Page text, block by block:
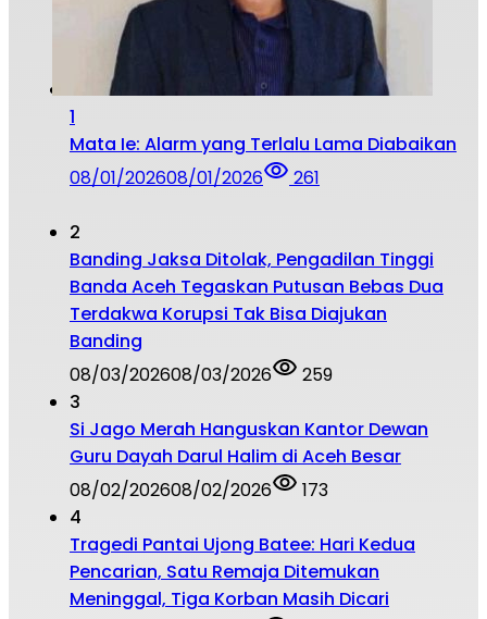
1
Mata Ie: Alarm yang Terlalu Lama Diabaikan
08/01/202608/01/2026 261
2
Banding Jaksa Ditolak, Pengadilan Tinggi
Banda Aceh Tegaskan Putusan Bebas Dua
Terdakwa Korupsi Tak Bisa Diajukan
Banding
08/03/202608/03/2026
259
3
Si Jago Merah Hanguskan Kantor Dewan
Guru Dayah Darul Halim di Aceh Besar
08/02/202608/02/2026
173
4
Tragedi Pantai Ujong Batee: Hari Kedua
Pencarian, Satu Remaja Ditemukan
Meninggal, Tiga Korban Masih Dicari